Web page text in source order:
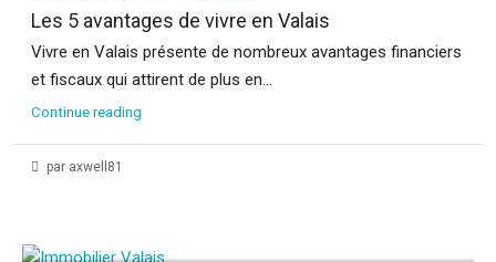
Les 5 avantages de vivre en Valais
Vivre en Valais présente de nombreux avantages financiers
et fiscaux qui attirent de plus en...
Continue reading
par axwell81